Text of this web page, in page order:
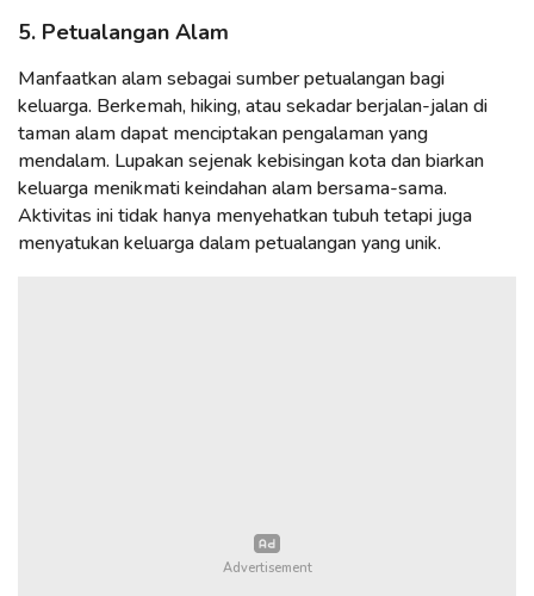
5. Petualangan Alam
Manfaatkan alam sebagai sumber petualangan bagi
keluarga. Berkemah, hiking, atau sekadar berjalan-jalan di
taman alam dapat menciptakan pengalaman yang
mendalam. Lupakan sejenak kebisingan kota dan biarkan
keluarga menikmati keindahan alam bersama-sama.
Aktivitas ini tidak hanya menyehatkan tubuh tetapi juga
menyatukan keluarga dalam petualangan yang unik.